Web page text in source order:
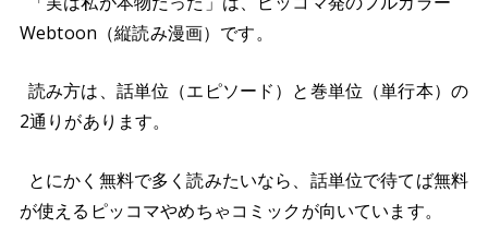
Webtoon（縦読み漫画）です。
読み方は、話単位（エピソード）と巻単位（単行本）の
2通りがあります。
とにかく無料で多く読みたいなら、話単位で待てば無料
が使えるピッコマやめちゃコミックが向いています。